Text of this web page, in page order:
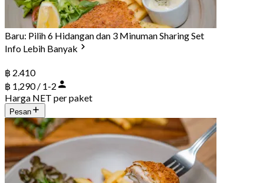
Baru: Pilih 6 Hidangan dan 3 Minuman Sharing Set
Info Lebih Banyak
฿ 2.410
฿ 1,290 / 1-2
Harga NET per paket
Pesan